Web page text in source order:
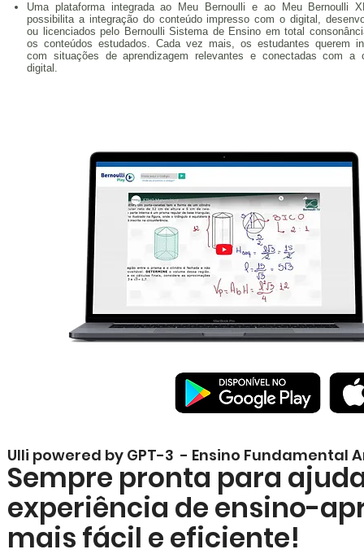
Uma plataforma integrada ao Meu Bernoulli e ao Meu Bernoulli
possibilita a integração do conteúdo impresso com o digital,
ou licenciados pelo Bernoulli Sistema de Ensino em total
os conteúdos estudados. Cada vez mais, os estudantes querem
com situações de aprendizagem relevantes e conectadas com a
digital.
Ulli powered by GPT-3 - Ensino Fundamental
Sempre pronta para
experiência de ensino-
mais fácil e eficiente!